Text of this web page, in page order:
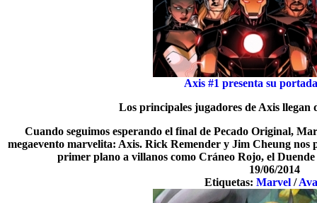
Axis #1 presenta su
Los principales jugadores de Axis llegan
Cuando seguimos esperando el final de Pecado Original,
megaevento marvelita: Axis. Rick Remender y Jim Cheung
primer plano a villanos como Cráneo Rojo, el
19/06/2014
Etiquetas:Marvel /